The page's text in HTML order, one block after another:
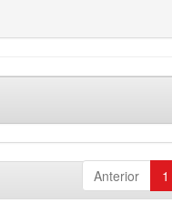
Anterior 1